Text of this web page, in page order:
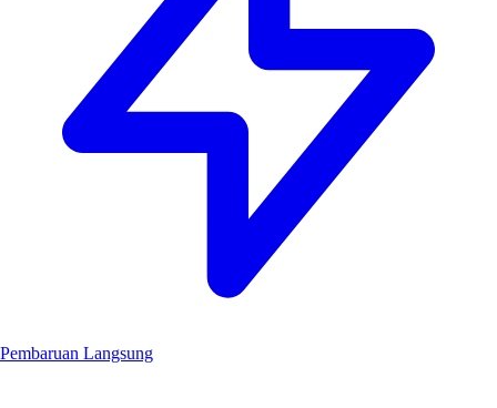
Pembaruan Langsung